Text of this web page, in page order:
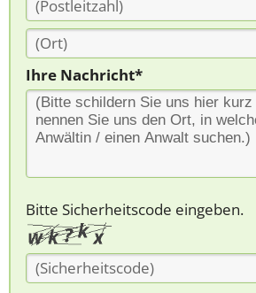
Ihre Nachricht*
Bitte Sicherheitscode eingeben.